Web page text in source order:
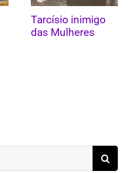
Tarcísio inimigo
das Mulheres